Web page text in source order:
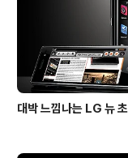
니다. 반면에 MADS의 기
블클릭(doubleclick)이 웹
술과 비교할수 있다고 하네
대박 느낌나는 LG 뉴